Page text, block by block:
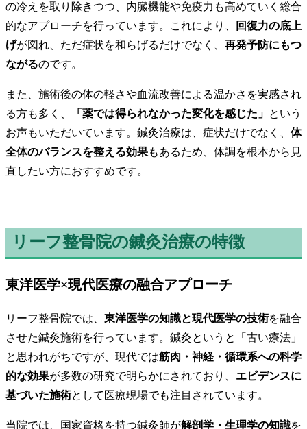
の冷えを取り除きつつ、内臓機能や免疫力も高めていく総合
的なアプローチを行っています。これにより、
回復力の底上
げが図れ、ただ症状を和らげるだけでなく、 再発予防にもつ
ながるのです。
また、施術後の体の軽さや血流改善による温かさを実感され
る方も多く、
「薬では得られなかった変化を感じた」 という
お声もいただいています。鍼灸治療は、症状だけでなく、 体
全体のバランスを整える効果もあるため、体調を根本から見
直したい方におすすめです。
リーフ整骨院の鍼灸治療の特徴
東洋医学×現代医療の融合アプローチ
リーフ整骨院では、 東洋医学の知識と現代医学の技術を融合
させた鍼灸施術を行っています。鍼灸というと「古い療法」
と思われがちですが、現代では筋肉・神経・循環系への科学
的な効果が多数の研究で明らかにされており、 エビデンスに
基づいた施術として医療現場でも注目されています。
当院では、国家資格を持つ鍼灸師が解剖学・生理学の知識を